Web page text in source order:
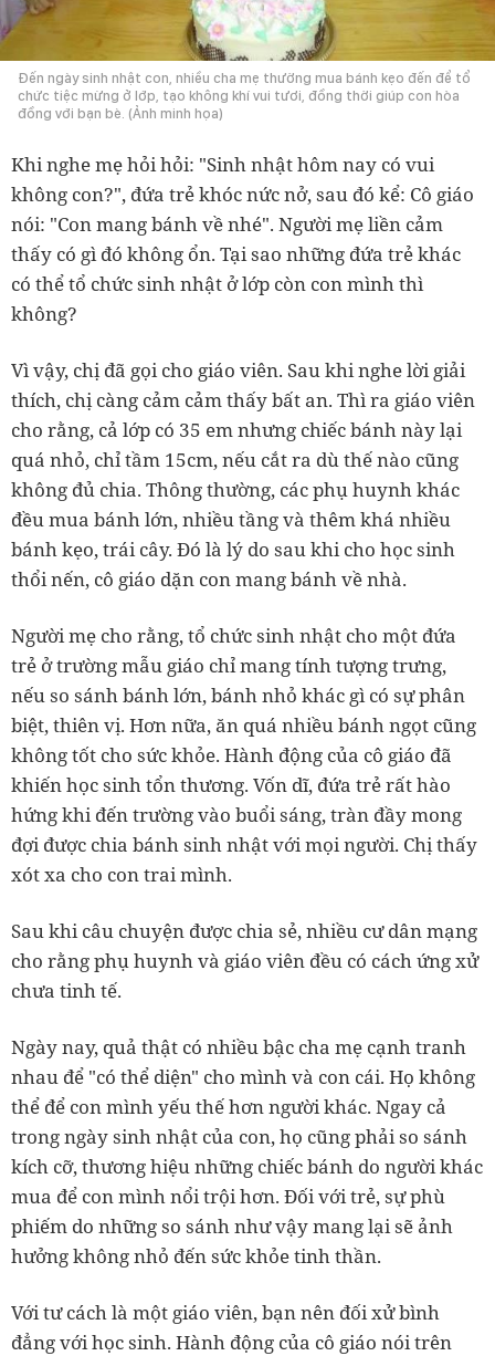
Đến ngày sinh nhật con, nhiều cha mẹ thường mua bánh kẹo đến để tổ
chức tiệc mừng ở lớp, tạo không khí vui tươi, đồng thời giúp con hòa
đồng với bạn bè. (Ảnh minh họa)
Khi nghe mẹ hỏi hỏi: "Sinh nhật hôm nay có vui
không con?", đứa trẻ khóc nức nở, sau đó kể: Cô giáo
nói: "Con mang bánh về nhé". Người mẹ liền cảm
thấy có gì đó không ổn. Tại sao những đứa trẻ khác
có thể tổ chức sinh nhật ở lớp còn con mình thì
không?
Vì vậy, chị đã gọi cho giáo viên. Sau khi nghe lời giải
thích, chị càng cảm cảm thấy bất an. Thì ra giáo viên
cho rằng, cả lớp có 35 em nhưng chiếc bánh này lại
quá nhỏ, chỉ tầm 15cm, nếu cắt ra dù thế nào cũng
không đủ chia. Thông thường, các phụ huynh khác
đều mua bánh lớn, nhiều tầng và thêm khá nhiều
bánh kẹo, trái cây. Đó là lý do sau khi cho học sinh
thổi nến, cô giáo dặn con mang bánh về nhà.
Người mẹ cho rằng, tổ chức sinh nhật cho một đứa
trẻ ở trường mẫu giáo chỉ mang tính tượng trưng,
nếu so sánh bánh lớn, bánh nhỏ khác gì có sự phân
biệt, thiên vị. Hơn nữa, ăn quá nhiều bánh ngọt cũng
không tốt cho sức khỏe. Hành động của cô giáo đã
khiến học sinh tổn thương. Vốn dĩ, đứa trẻ rất hào
hứng khi đến trường vào buổi sáng, tràn đầy mong
đợi được chia bánh sinh nhật với mọi người. Chị thấy
xót xa cho con trai mình.
Sau khi câu chuyện được chia sẻ, nhiều cư dân mạng
cho rằng phụ huynh và giáo viên đều có cách ứng xử
chưa tinh tế.
Ngày nay, quả thật có nhiều bậc cha mẹ cạnh tranh
nhau để "có thể diện" cho mình và con cái. Họ không
thể để con mình yếu thế hơn người khác. Ngay cả
trong ngày sinh nhật của con, họ cũng phải so sánh
kích cỡ, thương hiệu những chiếc bánh do người khác
mua để con mình nổi trội hơn. Đối với trẻ, sự phù
phiếm do những so sánh như vậy mang lại sẽ ảnh
hưởng không nhỏ đến sức khỏe tinh thần.
Với tư cách là một giáo viên, bạn nên đối xử bình
đẳng với học sinh. Hành động của cô giáo nói trên